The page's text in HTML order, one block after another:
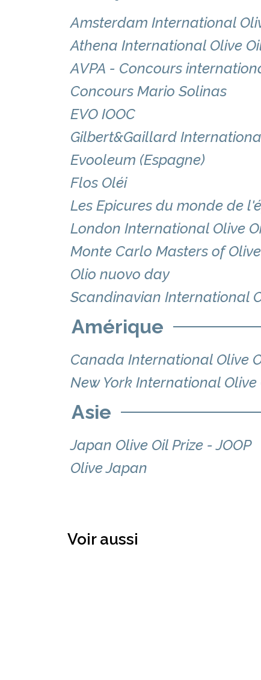
Amsterdam International
Athena International Olive
AVPA - Concours
Concours Mario Solinas
EVO IOOC
Gilbert&Gaillard
Evooleum (Espagne)
Flos Oléi
Les Epicures du monde de
London International Olive
Monte Carlo Masters of
Olio nuovo day
Scandinavian International
Amérique
Canada International Olive
New York International
Asie
Japan Olive Oil Prize - JOOP
Olive Japan
Voir aussi